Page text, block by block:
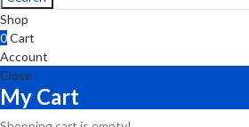
Shop
0Cart
Account
Close
My Cart